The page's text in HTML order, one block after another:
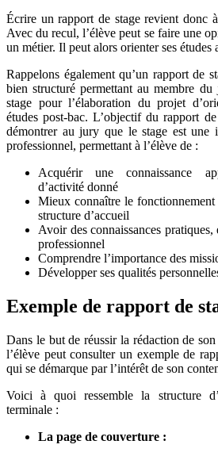
Écrire un rapport de stage revient donc
Avec du recul, l’élève peut se faire une
un métier. Il peut alors orienter ses études
Rappelons également qu’un rapport de
bien structuré permettant au membre du
stage pour l’élaboration du projet
études post-bac. L’objectif du rapport
démontrer au jury que le stage est une
professionnel, permettant à l’élève de :
Acquérir une connaissance
d’activité donné
Mieux connaître le fonctionnement
structure d’accueil
Avoir des connaissances pratiques,
professionnel
Comprendre l’importance des
Développer ses qualités
Exemple de rapport de
Dans le but de réussir la rédaction de
l’élève peut consulter un exemple de
qui se démarque par l’intérêt de son
Voici à quoi ressemble la structure
terminale :
La page de couverture :